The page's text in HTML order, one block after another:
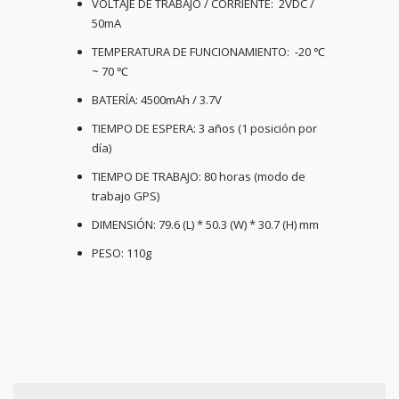
VOLTAJE DE TRABAJO / CORRIENTE: 2VDC /
50mA
TEMPERATURA DE FUNCIONAMIENTO: -20 ℃
~ 70 ℃
BATERÍA: 4500mAh / 3.7V
TIEMPO DE ESPERA: 3 años (1 posición por
día)
TIEMPO DE TRABAJO: 80 horas (modo de
trabajo GPS)
DIMENSIÓN: 79.6 (L) * 50.3 (W) * 30.7 (H) mm
PESO: 110g